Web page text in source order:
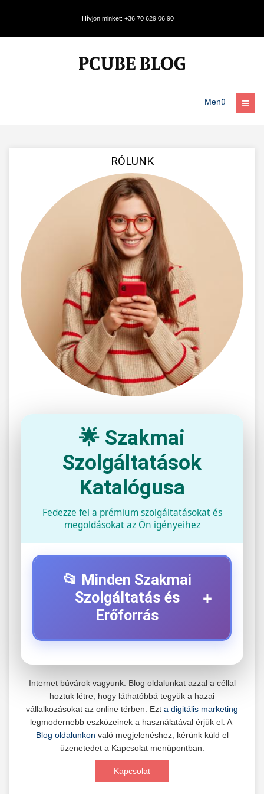
Hívjon minket: +36 70 629 06 90
Menü
RÓLUNK
🌟 Szakmai
Szolgáltatások
Katalógusa
Fedezze fel a prémium szolgáltatásokat és
megoldásokat az Ön igényeihez
📂 Minden Szakmai
Szolgáltatás és
Erőforrás
+
+
Professzionális elektromos roller javítási és
karbantartási szolgáltatások. Szakértő
technikusaink minőségi szervízt nyújtanak
minden jelentős márkához és modellhez.
Szervizközpont Látogatása
📊 2. Online Marketing
Ügynökség
+
Átfogó online marketing szolgáltatások,
beleértve a SEO-t, közösségi média kezelést és
🛴 3. Legjobb Elektromos Roller
Internet búvárok vagyunk. Blog oldalunkat azzal a céllal
hoztuk létre, hogy láthatóbbá tegyük a hazai
vállalkozásokat az online térben. Ezt a digitális marketing
legmodernebb eszközeinek a használatával érjük el. A
Blog oldalunkon való megjelenéshez, kérünk küld el
üzenetedet a Kapcsolat menüpontban.
Kapcsolat